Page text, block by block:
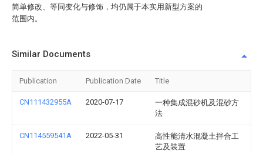
简单修改、等同变化与修饰，均仍属于本实用新型方案的
范围内。
Similar Documents
Publication Publication Date Title
CN111432955A 2020-07-17
一种集成混砂机及混砂方
法
CN114559541A 2022-05-31
高性能清水混凝土拌合工
艺及装置